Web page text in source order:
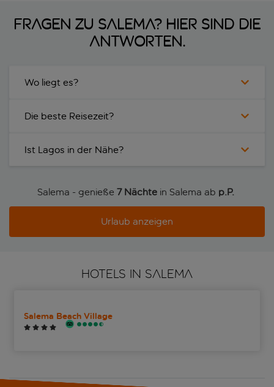
Fragen zu Salema? Hier sind die
Antworten.
Wo liegt es?
Die beste Reisezeit?
Ist Lagos in der Nähe?
Salema - genieße 7 Nächte in Salema ab p.P.
Urlaub anzeigen
HOTELS IN SALEMA
Salema Beach Village